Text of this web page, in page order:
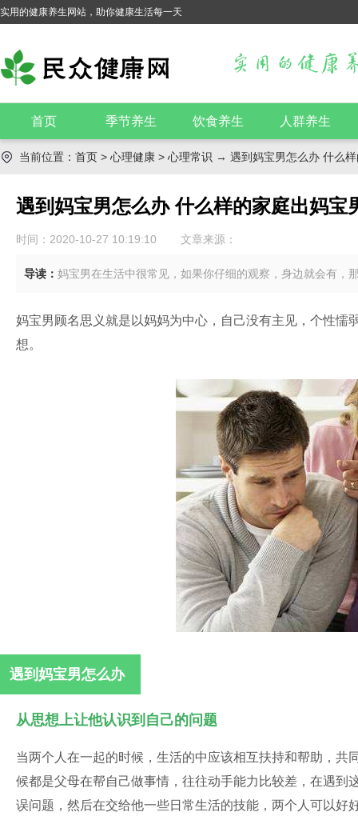
实用的健康养生网站，助你健康生活每一天
首页 季节养生 饮食养生 人群养生
当前位置： 首页 > 心理健康 > 心理常识 → 遇到妈宝男怎么办 什么
遇到妈宝男怎么办 什么样的家庭出妈宝
时间：2020-10-27 10:19:10 文章来源：
导读： 妈宝男在生活中很常见，如果你仔细的观察，身边就会有，
妈宝男顾名思义就是以妈妈为中心，自己没有主见，个性
想。
遇到妈宝男怎么办
从思想上让他认识到自己的问题
当两个人在一起的时候，生活的中应该相互扶持和帮助，
候都是父母在帮自己做事情，往往动手能力比较差，在遇
误问题，然后在交给他一些日常生活的技能，两个人可以